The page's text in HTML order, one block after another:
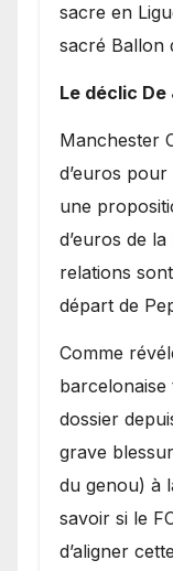
sacre en
sacré Ballon
Le déclic De
​Manchester
d’euros
une
d’euros de
relations
départ de
​Comme
dossier
grave
du genou) à
savoir si le
d’aligner